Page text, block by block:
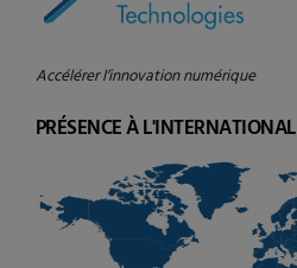
Accélérer l’innovation numérique
PRÉSENCE À L'INTERNATIONAL